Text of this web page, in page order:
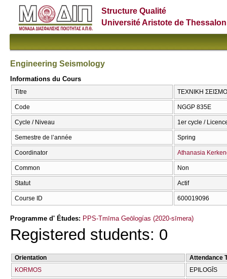
Structure Qualité
Université Aristote de
Engineering Seismology
Informations du Cours
Titre ΤΕΧΝΙΚΗ
Code NGGP 835E
Cycle / Niveau 1er cycle /
Semestre de l’année Spring
Coordinator Athanasia
Common Non
Statut Actif
Course ID 600019096
Programme d' Études: PPS-Tmīma Geōlogías (2020-sīmera)
Registered students: 0
Orientation
Attendance
KORMOS
EPILOGĪS